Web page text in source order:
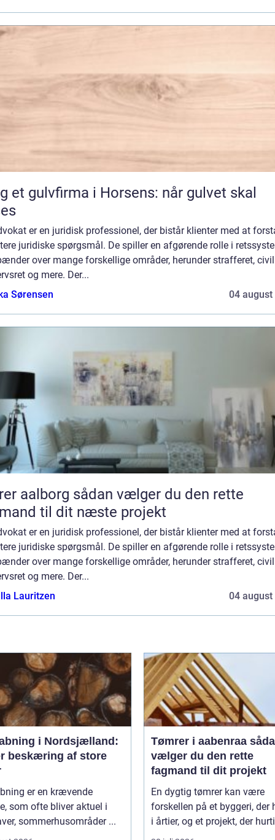
et gulvfirma i Horsens: når gulvet skal
er en juridisk professionel, der bistår klienter med at
juridiske spørgsmål. De spiller en afgørende rolle i
over mange forskellige områder, herunder strafferet,
og mere. Der...
Sørensen
04 august
sådan vælger du den rette
til dit næste projekt
er en juridisk professionel, der bistår klienter med at
juridiske spørgsmål. De spiller en afgørende rolle i
over mange forskellige områder, herunder strafferet,
og mere. Der...
Lauritzen
04 august
i Nordsjælland:
beskæring af store
er en krævende
som ofte bliver aktuel i
sommerhusområder ...
Tømrer i aabenraa sådan
vælger du den rette
fagmand til dit projekt
En dygtig tømrer kan være
forskellen på et byggeri, der
i årtier, og et projekt, der